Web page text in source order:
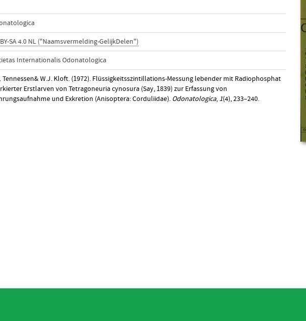
BY-SA 4.0 NL ("Naamsvermelding-GelijkDelen")
Internationalis Odonatologica
Tennessen& W.J. Kloft. (1972). Flüssigkeitsszintillations-Messung lebender mit Radiophosphat
Erstlarven von Tetragoneuria cynosura (Say, 1839) zur Erfassung von
und Exkretion (Anisoptera: Corduliidae). Odonatologica, 1(4), 233–240.